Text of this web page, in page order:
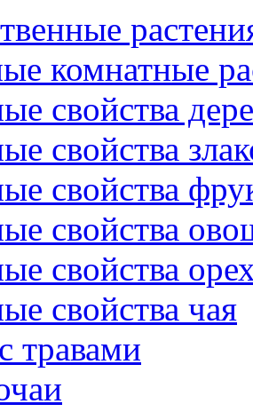
комнатные
свойства
свойства
свойства
свойства
свойства
свойства чая
травами